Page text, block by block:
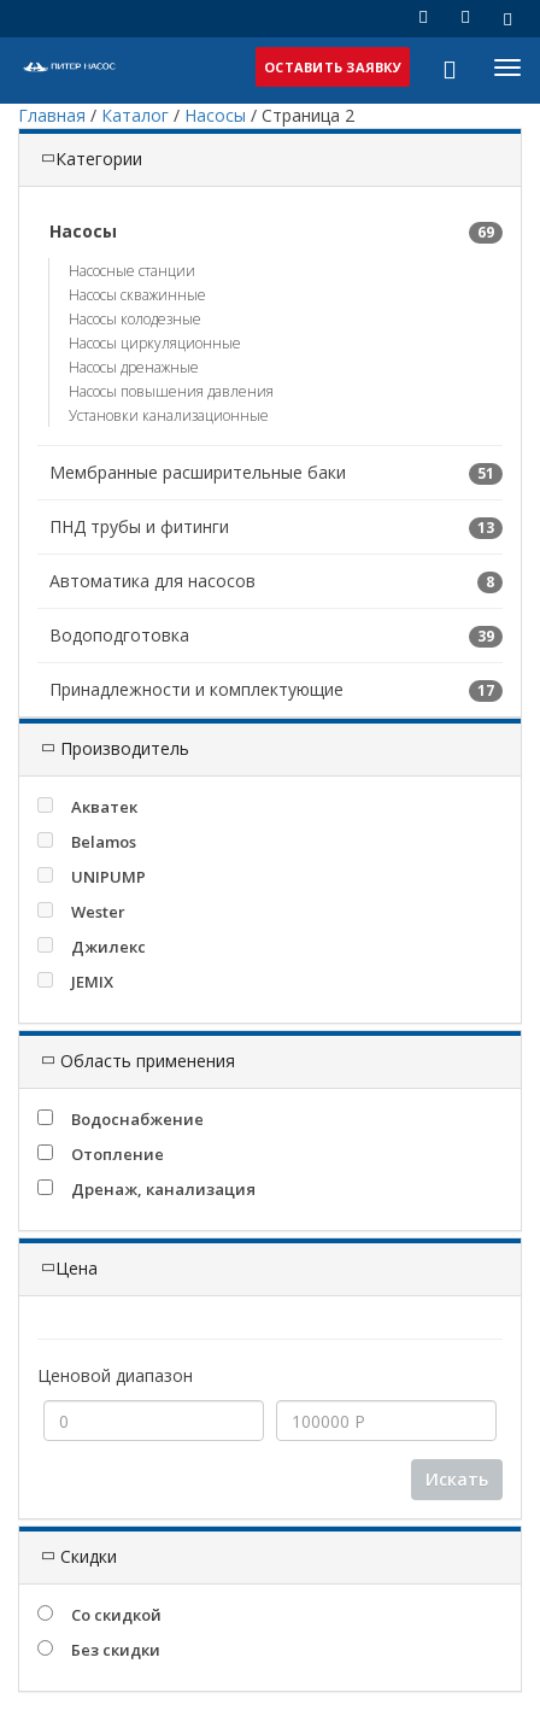
ОСТАВИТЬ ЗАЯВКУ
Главная / Каталог / Насосы / Страница 2
Категории
Насосы
69
Насосные станции
Насосы скважинные
Насосы колодезные
Насосы циркуляционные
Насосы дренажные
Насосы повышения давления
Установки канализационные
Мембранные расширительные баки 51
ПНД трубы и фитинги 13
Автоматика для насосов 8
Водоподготовка 39
Принадлежности и комплектующие 17
Производитель
Акватек
Belamos
UNIPUMP
Wester
Джилекс
JEMIX
Область применения
Водоснабжение
Отопление
Дренаж, канализация
Цена
Ценовой диапазон
Искать
Скидки
Со скидкой
Без скидки